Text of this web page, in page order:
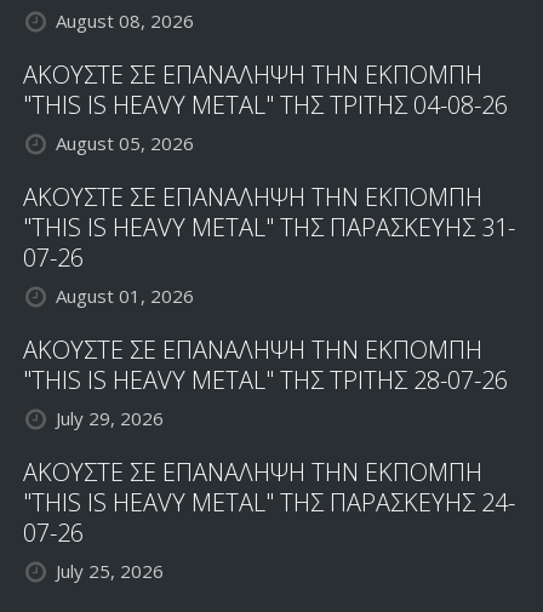
August 08, 2026
ΑΚΟΥΣΤΕ ΣΕ ΕΠΑΝΑΛΗΨΗ ΤΗΝ ΕΚΠΟΜΠΗ
"THIS IS HEAVY METAL" ΤΗΣ ΤΡΙΤΗΣ 04-08-26
August 05, 2026
ΑΚΟΥΣΤΕ ΣΕ ΕΠΑΝΑΛΗΨΗ ΤΗΝ ΕΚΠΟΜΠΗ
"THIS IS HEAVY METAL" ΤΗΣ ΠΑΡΑΣΚΕΥΗΣ 31-
07-26
August 01, 2026
ΑΚΟΥΣΤΕ ΣΕ ΕΠΑΝΑΛΗΨΗ ΤΗΝ ΕΚΠΟΜΠΗ
"THIS IS HEAVY METAL" ΤΗΣ ΤΡΙΤΗΣ 28-07-26
July 29, 2026
ΑΚΟΥΣΤΕ ΣΕ ΕΠΑΝΑΛΗΨΗ ΤΗΝ ΕΚΠΟΜΠΗ
"THIS IS HEAVY METAL" ΤΗΣ ΠΑΡΑΣΚΕΥΗΣ 24-
07-26
July 25, 2026